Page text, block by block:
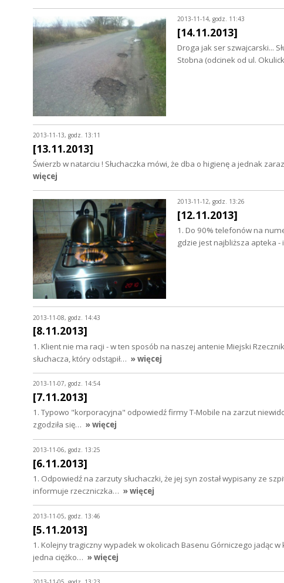
2013-11-14, godz. 11:43
[14.11.2013]
Droga jak ser szwajcarski...
Stobna (odcinek od ul.
2013-11-13, godz. 13:11
[13.11.2013]
Świerzb w natarciu ! Słuchaczka mówi, że dba o higienę a jednak
więcej
2013-11-12, godz. 13:26
[12.11.2013]
1. Do 90% telefonów na
gdzie jest najbliższa apteka
2013-11-08, godz. 14:43
[8.11.2013]
1. Klient nie ma racji - w ten sposób na naszej antenie Miejski
słuchacza, który odstąpił… » więcej
2013-11-07, godz. 14:54
[7.11.2013]
1. Typowo "korporacyjna" odpowiedź firmy T-Mobile na zarzut
zgodziła się… » więcej
2013-11-06, godz. 13:25
[6.11.2013]
1. Odpowiedź na zarzuty słuchaczki, że jej syn został wypisany ze
informuje rzeczniczka… » więcej
2013-11-05, godz. 13:46
[5.11.2013]
1. Kolejny tragiczny wypadek w okolicach Basenu Górniczego jadąc
jedna ciężko… » więcej